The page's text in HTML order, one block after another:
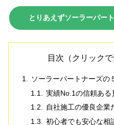
とりあえずソーラーパー
目次（クリックで
ソーラーパートナーズの
実績No.1の信頼ある
自社施工の優良企業
初心者でも安心な相